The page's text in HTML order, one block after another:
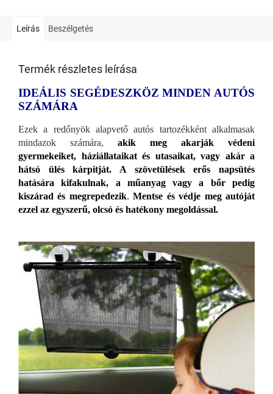
Leírás Beszélgetés
Termék részletes leírása
IDEÁLIS SEGÉDESZKÖZ MINDEN AUTÓS
SZÁMÁRA
Ezek a redőnyök alapvető autós tartozékként alkalmasak
mindazok számára, akik meg akarják védeni
gyermekeiket, háziállataikat és utasaikat, vagy akár a
hátsó ülés kárpitját. A szövetülések erős napsütés
hatására kifakulnak, a műanyag vagy a bőr pedig
kiszárad és megrepedezik.Mentse és védje meg autóját
ezzel az egyszerű, olcsó és hatékony megoldással.